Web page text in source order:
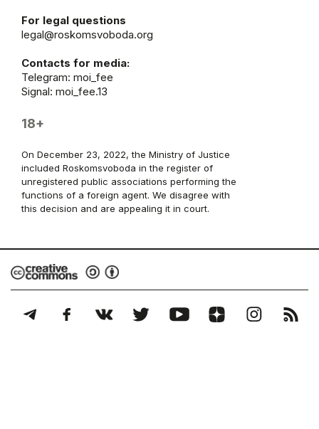
For legal questions
legal@roskomsvoboda.org
Contacts for media:
Telegram: moi_fee
Signal: moi_fee.13
18+
On December 23, 2022, the Ministry of Justice
included Roskomsvoboda in the register of
unregistered public associations performing the
functions of a foreign agent. We disagree with
this decision and are appealing it in court.